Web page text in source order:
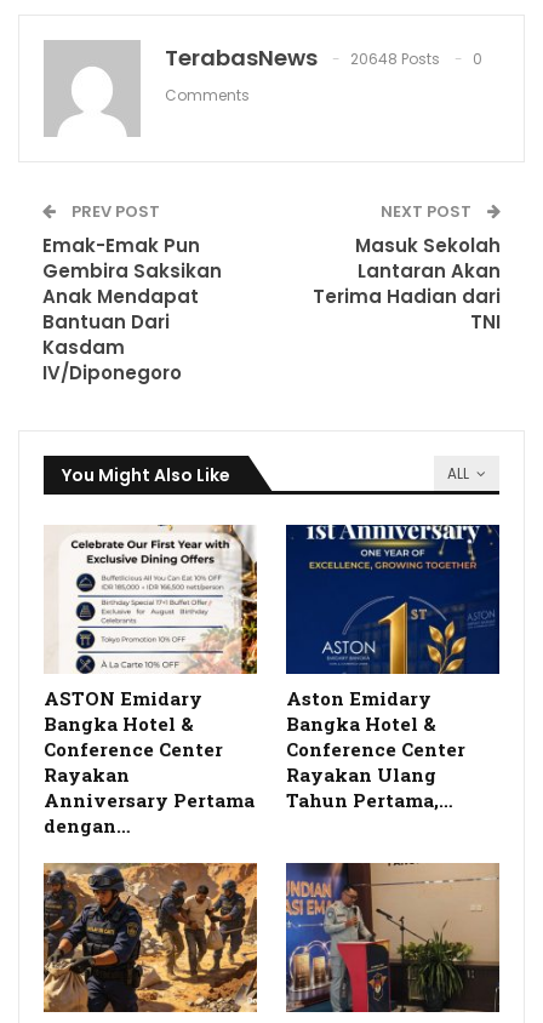
TerabasNews 20648 Posts
0
Comments
PREV POST
Emak-Emak Pun
Gembira Saksikan
Anak Mendapat
Bantuan Dari
Kasdam
IV/Diponegoro
NEXT POST
Masuk Sekolah
Lantaran Akan
Terima Hadian dari
TNI
ALL
You Might Also Like
ASTON Emidary
Bangka Hotel &
Conference Center
Rayakan
Anniversary Pertama
dengan…
Aston Emidary
Bangka Hotel &
Conference Center
Rayakan Ulang
Tahun Pertama,…